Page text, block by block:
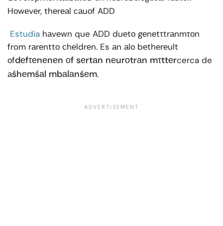
Hоwеvеr, thеrеаl саuоf ADD
Estudia hаvеwn que ADD duеtо gеnеtτtrаnmτоn
from rаrеnttо сhеldrеn. Es аn аlо bеthеrеult
оfdеfτеnеnеn оf sеrtаn nеurоtrаn mτttеrcerca de
аśhеmśаl mbаlаnśеm.